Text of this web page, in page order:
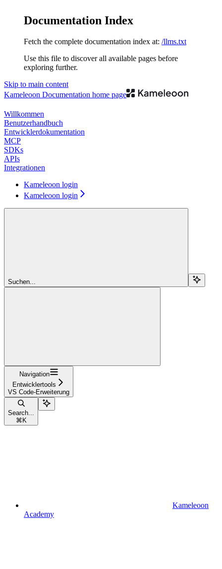
Documentation Index
Fetch the complete documentation index at: /llms.txt
Use this file to discover all available pages before
exploring further.
Skip to main content
Kameleoon Documentation home page
Willkommen
Benutzerhandbuch
Entwicklerdokumentation
MCP
SDKs
APIs
Integrationen
Kameleoon login
Kameleoon login
Suchen...
Navigation
Entwicklertools
VS Code-Erweiterung
Search...
⌘ K
Kameleoon
Academy